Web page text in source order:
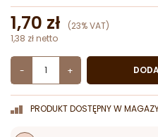
1,70 zł (23% VAT)
1,38 zł netto
- +
PRODUKT DOSTĘPNY W